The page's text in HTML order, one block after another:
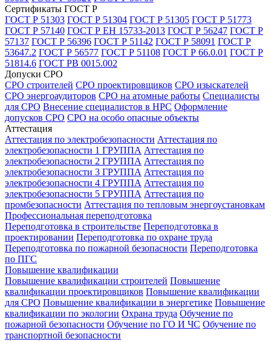
Сертификаты ГОСТ Р
ГОСТ Р 51303 ГОСТ Р 51304 ГОСТ Р 51305 ГОСТ Р 51773
ГОСТ Р 57140 ГОСТ Р ЕН 15733-2013 ГОСТ Р 56247 ГОСТ Р
57137 ГОСТ Р 56396 ГОСТ Р 51142 ГОСТ Р 58091 ГОСТ Р
53647.2 ГОСТ Р 56577 ГОСТ Р 51108 ГОСТ Р 66.0.01 ГОСТ Р
51814.6 ГОСТ РВ 0015.002
Допуски СРО
СРО строителей СРО проектировщиков СРО изыскателей
СРО энергоаудиторов СРО на атомные работы Специалисты
для СРО Внесение специалистов в НРС Оформление
допусков СРО СРО на особо опасные объекты
Аттестация
Аттестация по электробезопасности Аттестация по
электробезопасности 1 ГРУППА Аттестация по
электробезопасности 2 ГРУППА Аттестация по
электробезопасности 3 ГРУППА Аттестация по
электробезопасности 4 ГРУППА Аттестация по
электробезопасности 5 ГРУППА Аттестация по
промбезопасности Аттестация по тепловым энергоустановкам
Профессиональная переподготовка
Переподготовка в строительстве Переподготовка в
проектировании Переподготовка по охране труда
Переподготовка по пожарной безопасности Переподготовка
по ПГС
Повышение квалификации
Повышение квалификации строителей Повышение
квалификации проектировщиков Повышение квалификации
для СРО Повышение квалификации в энергетике Повышение
квалификации по экологии Охрана труда Обучение по
пожарной безопасности Обучение по ГО И ЧС Обучение по
транспортной безопасности